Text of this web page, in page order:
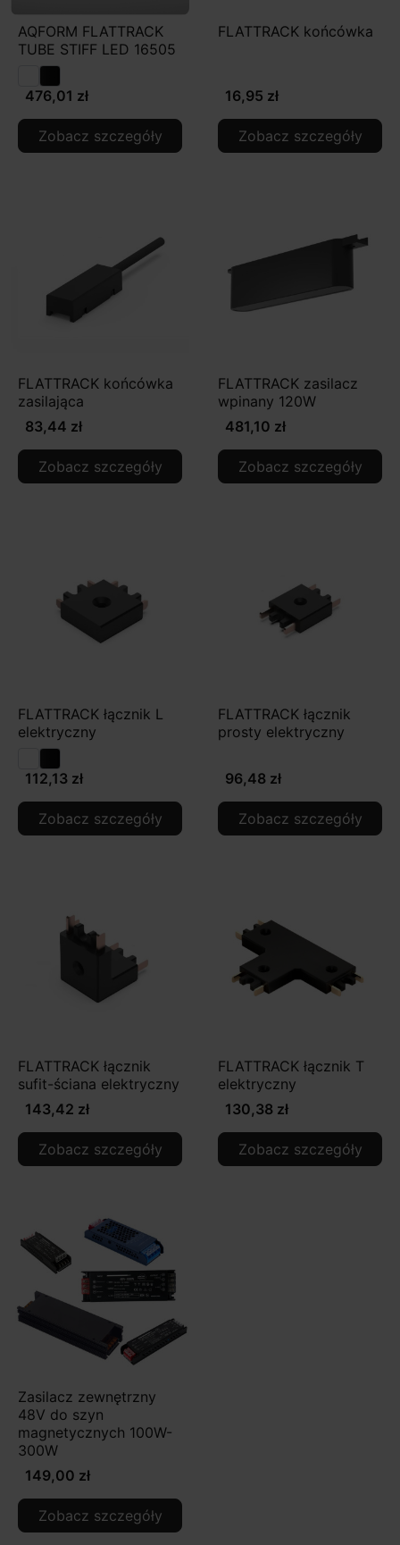
AQFORM FLATTRACK
TUBE STIFF LED 16505
476,01 zł
Zobacz szczegóły
FLATTRACK końcówka
16,95 zł
Zobacz szczegóły
FLATTRACK końcówka
zasilająca
83,44 zł
Zobacz szczegóły
FLATTRACK zasilacz
wpinany 120W
481,10 zł
Zobacz szczegóły
FLATTRACK łącznik L
elektryczny
112,13 zł
Zobacz szczegóły
FLATTRACK łącznik
prosty elektryczny
96,48 zł
Zobacz szczegóły
FLATTRACK łącznik
sufit-ściana elektryczny
143,42 zł
Zobacz szczegóły
FLATTRACK łącznik T
elektryczny
130,38 zł
Zobacz szczegóły
Zasilacz zewnętrzny
48V do szyn
magnetycznych 100W-
300W
149,00 zł
Zobacz szczegóły